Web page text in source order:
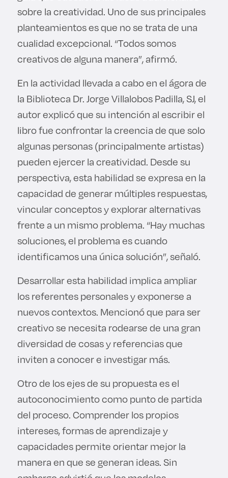
sobre la creatividad. Uno de sus principales
planteamientos es que no se trata de una
cualidad excepcional. “Todos somos
creativos de alguna manera”, afirmó.
En la actividad llevada a cabo en el ágora de
la Biblioteca Dr. Jorge Villalobos Padilla, SJ, el
autor explicó que su intención al escribir el
libro fue confrontar la creencia de que solo
algunas personas (principalmente artistas)
pueden ejercer la creatividad. Desde su
perspectiva, esta habilidad se expresa en la
capacidad de generar múltiples respuestas,
vincular conceptos y explorar alternativas
frente a un mismo problema. “Hay muchas
soluciones, el problema es cuando
identificamos una única solución”, señaló.
Desarrollar esta habilidad implica ampliar
los referentes personales y exponerse a
nuevos contextos. Mencionó que para ser
creativo se necesita rodearse de una gran
diversidad de cosas y referencias que
inviten a conocer e investigar más.
Otro de los ejes de su propuesta es el
autoconocimiento como punto de partida
del proceso. Comprender los propios
intereses, formas de aprendizaje y
capacidades permite orientar mejor la
manera en que se generan ideas. Sin